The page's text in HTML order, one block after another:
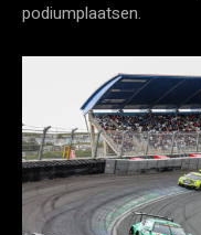
podiumplaatsen.